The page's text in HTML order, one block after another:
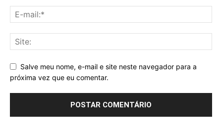
Salve meu nome, e-mail e site neste navegador para a
próxima vez que eu comentar.